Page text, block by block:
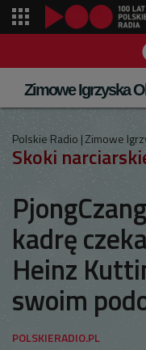
Zimowe Igrzyska
Polskie Radio Zimowe
Skoki
kadrę
Heinz
swoim